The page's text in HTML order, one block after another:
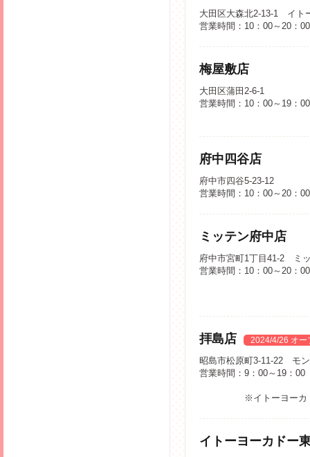
大田区大森北2-13-1 イト
営業時間：10：00～20：
梅屋敷店
大田区蒲田2-6-1
営業時間：10：00～19：00
府中四谷店
府中市四谷5-23-12
営業時間：10：00～20：
ミッテン府中店
府中市宮町1丁目41-2 ミ
営業時間：10：00～20：
拝島店 2024/4/26 オー
昭島市松原町3-11-22 モ
営業時間：9：00～19：00
※イトーヨーカ
イトーヨーカドー